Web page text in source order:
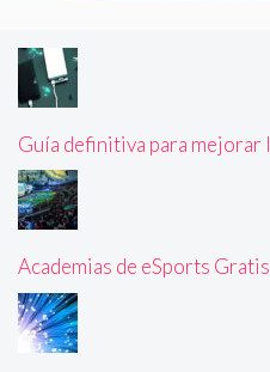
Guía definitiva para mejorar
Academias de eSports Gratis